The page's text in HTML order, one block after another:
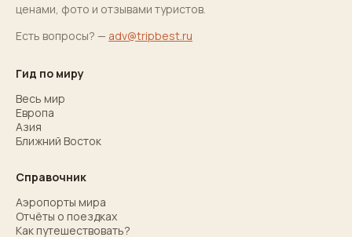
ценами, фото и отзывами туристов.
Есть вопросы? — adv@tripbest.ru
Гид по миру
Весь мир
Европа
Азия
Ближний Восток
Справочник
Аэропорты мира
Отчёты о поездках
Как путешествовать?